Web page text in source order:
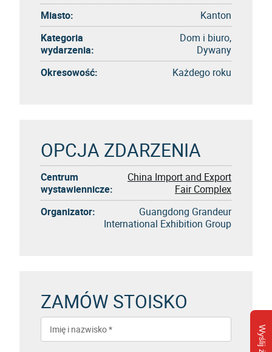
Miasto:
Kanton
Kategoria
wydarzenia:
Dom i biuro,
Dywany
Okresowość:
Każdego roku
OPCJA ZDARZENIA
Centrum
wystawiennicze:
China Import and Export
Fair Complex
Organizator:
Guangdong Grandeur
International Exhibition Group
ZAMÓW STOISKO